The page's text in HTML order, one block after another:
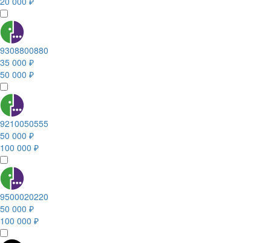
9308800880
35 000 ₽
50 000 ₽
9210050555
50 000 ₽
100 000 ₽
9500020220
50 000 ₽
100 000 ₽